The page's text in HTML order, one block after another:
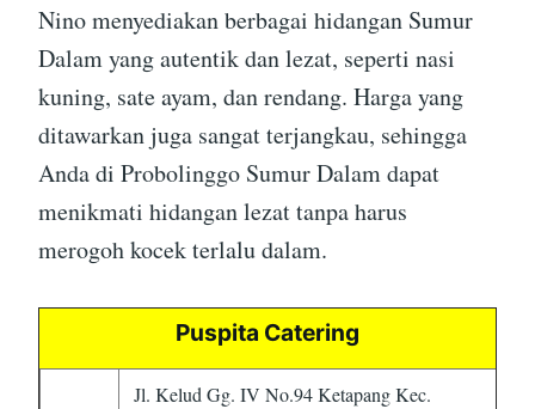
Nino menyediakan berbagai hidangan Sumur
Dalam yang autentik dan lezat, seperti nasi
kuning, sate ayam, dan rendang. Harga yang
ditawarkan juga sangat terjangkau, sehingga
Anda di Probolinggo Sumur Dalam dapat
menikmati hidangan lezat tanpa harus
merogoh kocek terlalu dalam.
Puspita Catering
Jl. Kelud Gg. IV No.94 Ketapang Kec.